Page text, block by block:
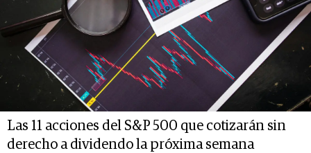
Las 11 acciones del S&P 500 que cotizarán sin
derecho a dividendo la próxima semana